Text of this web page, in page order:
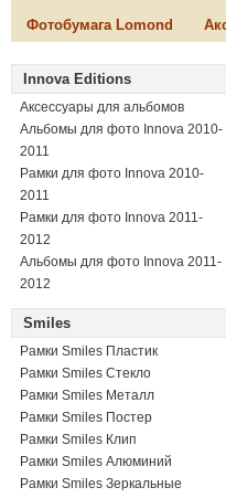
Фотобумага Lomond
Innova Editions
Аксессуары для альбомов
Альбомы для фото Innova 2010-
2011
Рамки для фото Innova 2010-
2011
Рамки для фото Innova 2011-
2012
Альбомы для фото Innova 2011-
2012
Smiles
Рамки Smiles Пластик
Рамки Smiles Стекло
Рамки Smiles Металл
Рамки Smiles Постер
Рамки Smiles Клип
Рамки Smiles Алюминий
Рамки Smiles Зеркальные